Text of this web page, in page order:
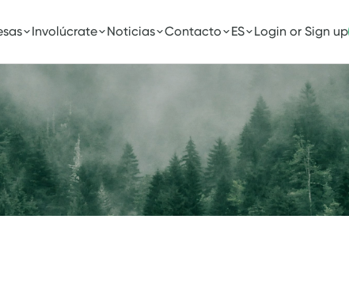
Involúcrate Noticias Contacto ES Login or Sign up